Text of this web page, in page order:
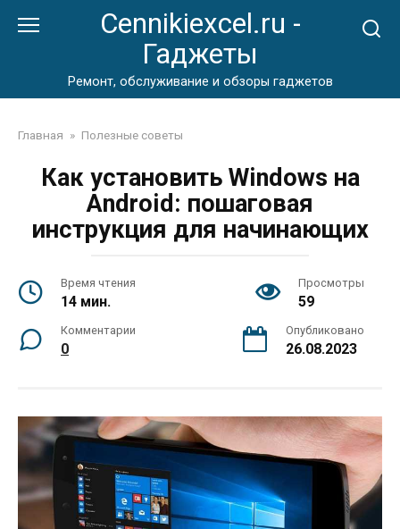
Cennikiexcel.ru -
Гаджеты
Ремонт, обслуживание и обзоры гаджетов
Главная » Полезные советы
Как установить Windows на
Android: пошаговая
инструкция для начинающих
Время чтения
14 мин.
Просмотры
59
Комментарии
0
Опубликовано
26.08.2023